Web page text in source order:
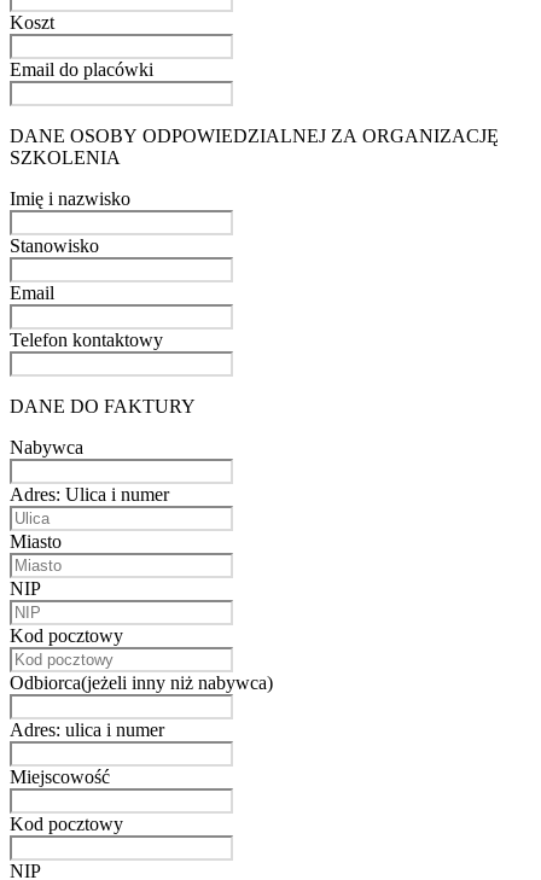
Koszt
Email do placówki
DANE OSOBY ODPOWIEDZIALNEJ ZA ORGANIZACJĘ
SZKOLENIA
Imię i nazwisko
Stanowisko
Email
Telefon kontaktowy
DANE DO FAKTURY
Nabywca
Adres: Ulica i numer
Miasto
NIP
Kod pocztowy
Odbiorca(jeżeli inny niż nabywca)
Adres: ulica i numer
Miejscowość
Kod pocztowy
NIP